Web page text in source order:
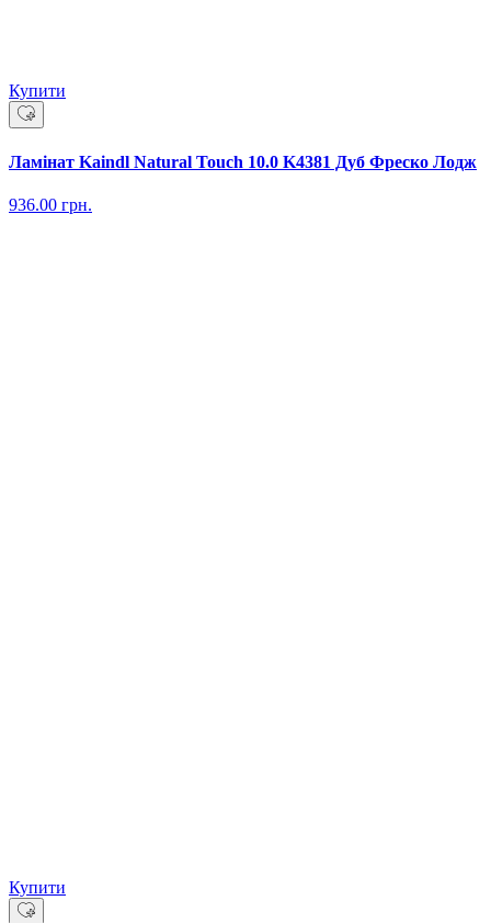
Купити
Ламінат Kaindl Natural Touch 10.0 K4381 Дуб Фреско Лодж
936.00 грн.
Купити